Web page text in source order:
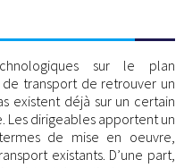
sur le plan
transport de retrouver un
existent déjà sur un certain
Les dirigeables apportent un
de mise en oeuvre,
existants. D’une part,